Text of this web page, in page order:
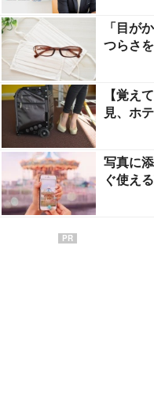
「目が
つらさ
【覚え
見、ホ
写真に
ぐ使え
PR